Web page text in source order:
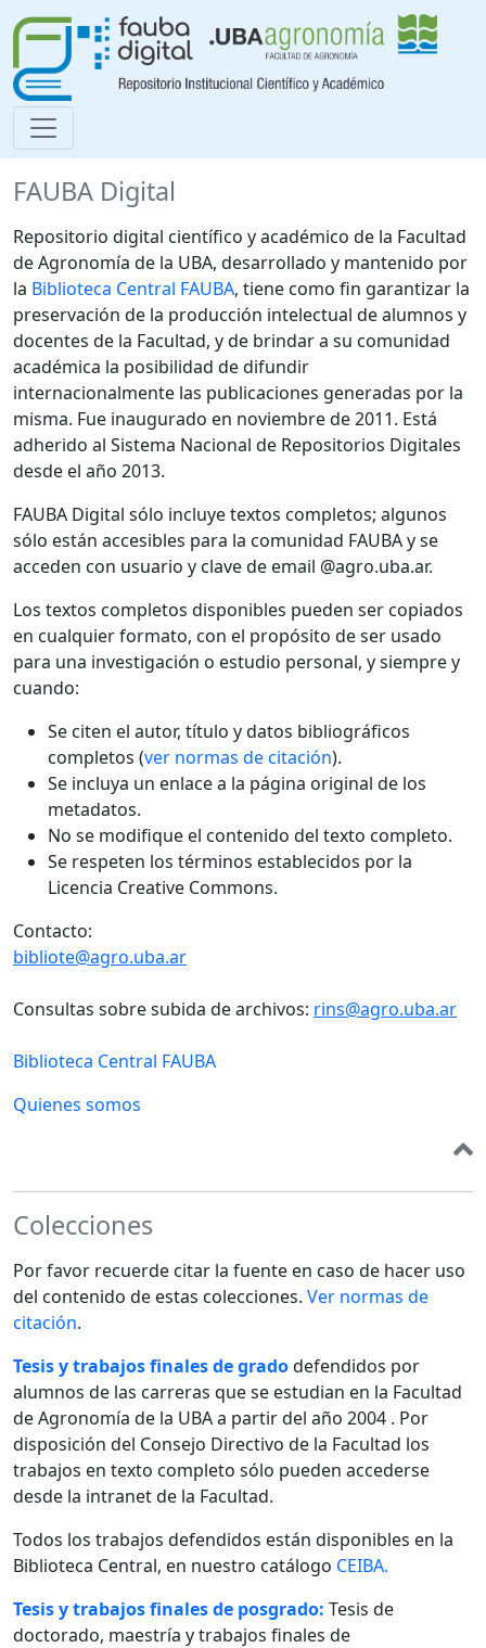
FAUBA Digital
Repositorio digital científico y académico de la Facultad
de Agronomía de la UBA, desarrollado y mantenido por
la Biblioteca Central FAUBA, tiene como fin garantizar la
preservación de la producción intelectual de alumnos y
docentes de la Facultad, y de brindar a su comunidad
académica la posibilidad de difundir
internacionalmente las publicaciones generadas por la
misma. Fue inaugurado en noviembre de 2011. Está
adherido al Sistema Nacional de Repositorios Digitales
desde el año 2013.
FAUBA Digital sólo incluye textos completos; algunos
sólo están accesibles para la comunidad FAUBA y se
acceden con usuario y clave de email @agro.uba.ar.
Los textos completos disponibles pueden ser copiados
en cualquier formato, con el propósito de ser usado
para una investigación o estudio personal, y siempre y
cuando:
Se citen el autor, título y datos bibliográficos
completos (ver normas de citación).
Se incluya un enlace a la página original de los
metadatos.
No se modifique el contenido del texto completo.
Se respeten los términos establecidos por la
Licencia Creative Commons.
Contacto:
bibliote@agro.uba.ar
Consultas sobre subida de archivos: rins@agro.uba.ar
Biblioteca Central FAUBA
Quienes somos
Colecciones
Por favor recuerde citar la fuente en caso de hacer uso
del contenido de estas colecciones. Ver normas de
citación.
Tesis y trabajos finales de gradodefendidos por
alumnos de las carreras que se estudian en la Facultad
de Agronomía de la UBA a partir del año 2004 . Por
disposición del Consejo Directivo de la Facultad los
trabajos en texto completo sólo pueden accederse
desde la intranet de la Facultad.
Todos los trabajos defendidos están disponibles en la
Biblioteca Central, en nuestro catálogo CEIBA.
Tesis y trabajos finales de posgrado: Tesis de
doctorado, maestría y trabajos finales de